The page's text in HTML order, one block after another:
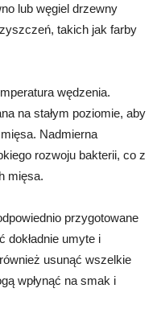
lub węgiel drzewny
takich jak farby
wędzenia.
na stałym poziomie, aby
Nadmierna
rozwoju bakterii, co z
mięsa.
przygotowane
dokładnie umyte i
usunąć wszelkie
wpłynąć na smak i